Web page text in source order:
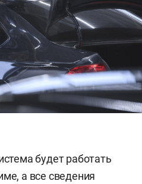
будет работать
а все сведения